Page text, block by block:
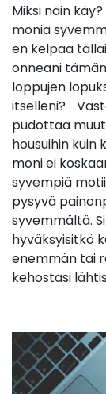
Miksi näin
monia
en kelpaa
onneani
loppujen
itselleni?
pudottaa
housuihin
moni ei
syvempiä
pysyvä
syvemmältä.
hyväksyisitkö
enemmän tai
kehostasi